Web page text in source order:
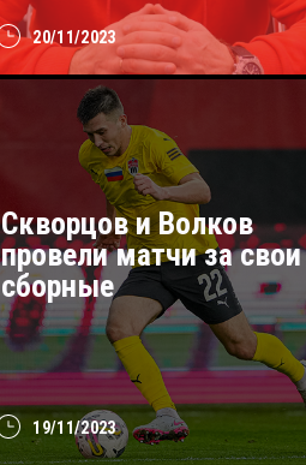
20/11/2023
19/11/2023
Скворцов и Волков
провели матчи за свои
сборные